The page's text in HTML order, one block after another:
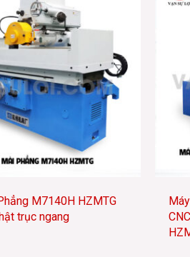
M7140H HZMTG
trục ngang